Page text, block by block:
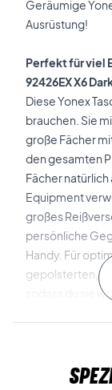
Geräumige
Ausrüstung!
Perfekt für viel
92426EX X6
Diese Yonex
brauchen. Sie
große Fächer
den gesamten
Fächer
Equipment
großes
persönliche
Handy. Für
gepolsterten,
sodass du sie
Yonex Tasche!